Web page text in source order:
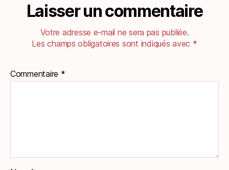
Laisser un commentaire
Votre adresse e-mail ne sera pas publiée.
Les champs obligatoires sont indiqués avec *
Commentaire *